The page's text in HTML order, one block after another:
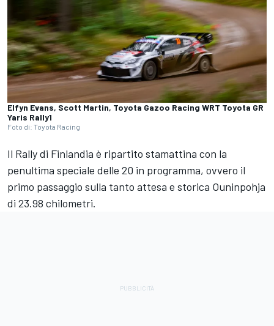
Elfyn Evans, Scott Martin, Toyota Gazoo Racing WRT Toyota GR
Yaris Rally1
Foto di: Toyota Racing
Il Rally di Finlandia è ripartito stamattina con la
penultima speciale delle 20 in programma, ovvero il
primo passaggio sulla tanto attesa e storica Ouninpohja
di 23.98 chilometri.